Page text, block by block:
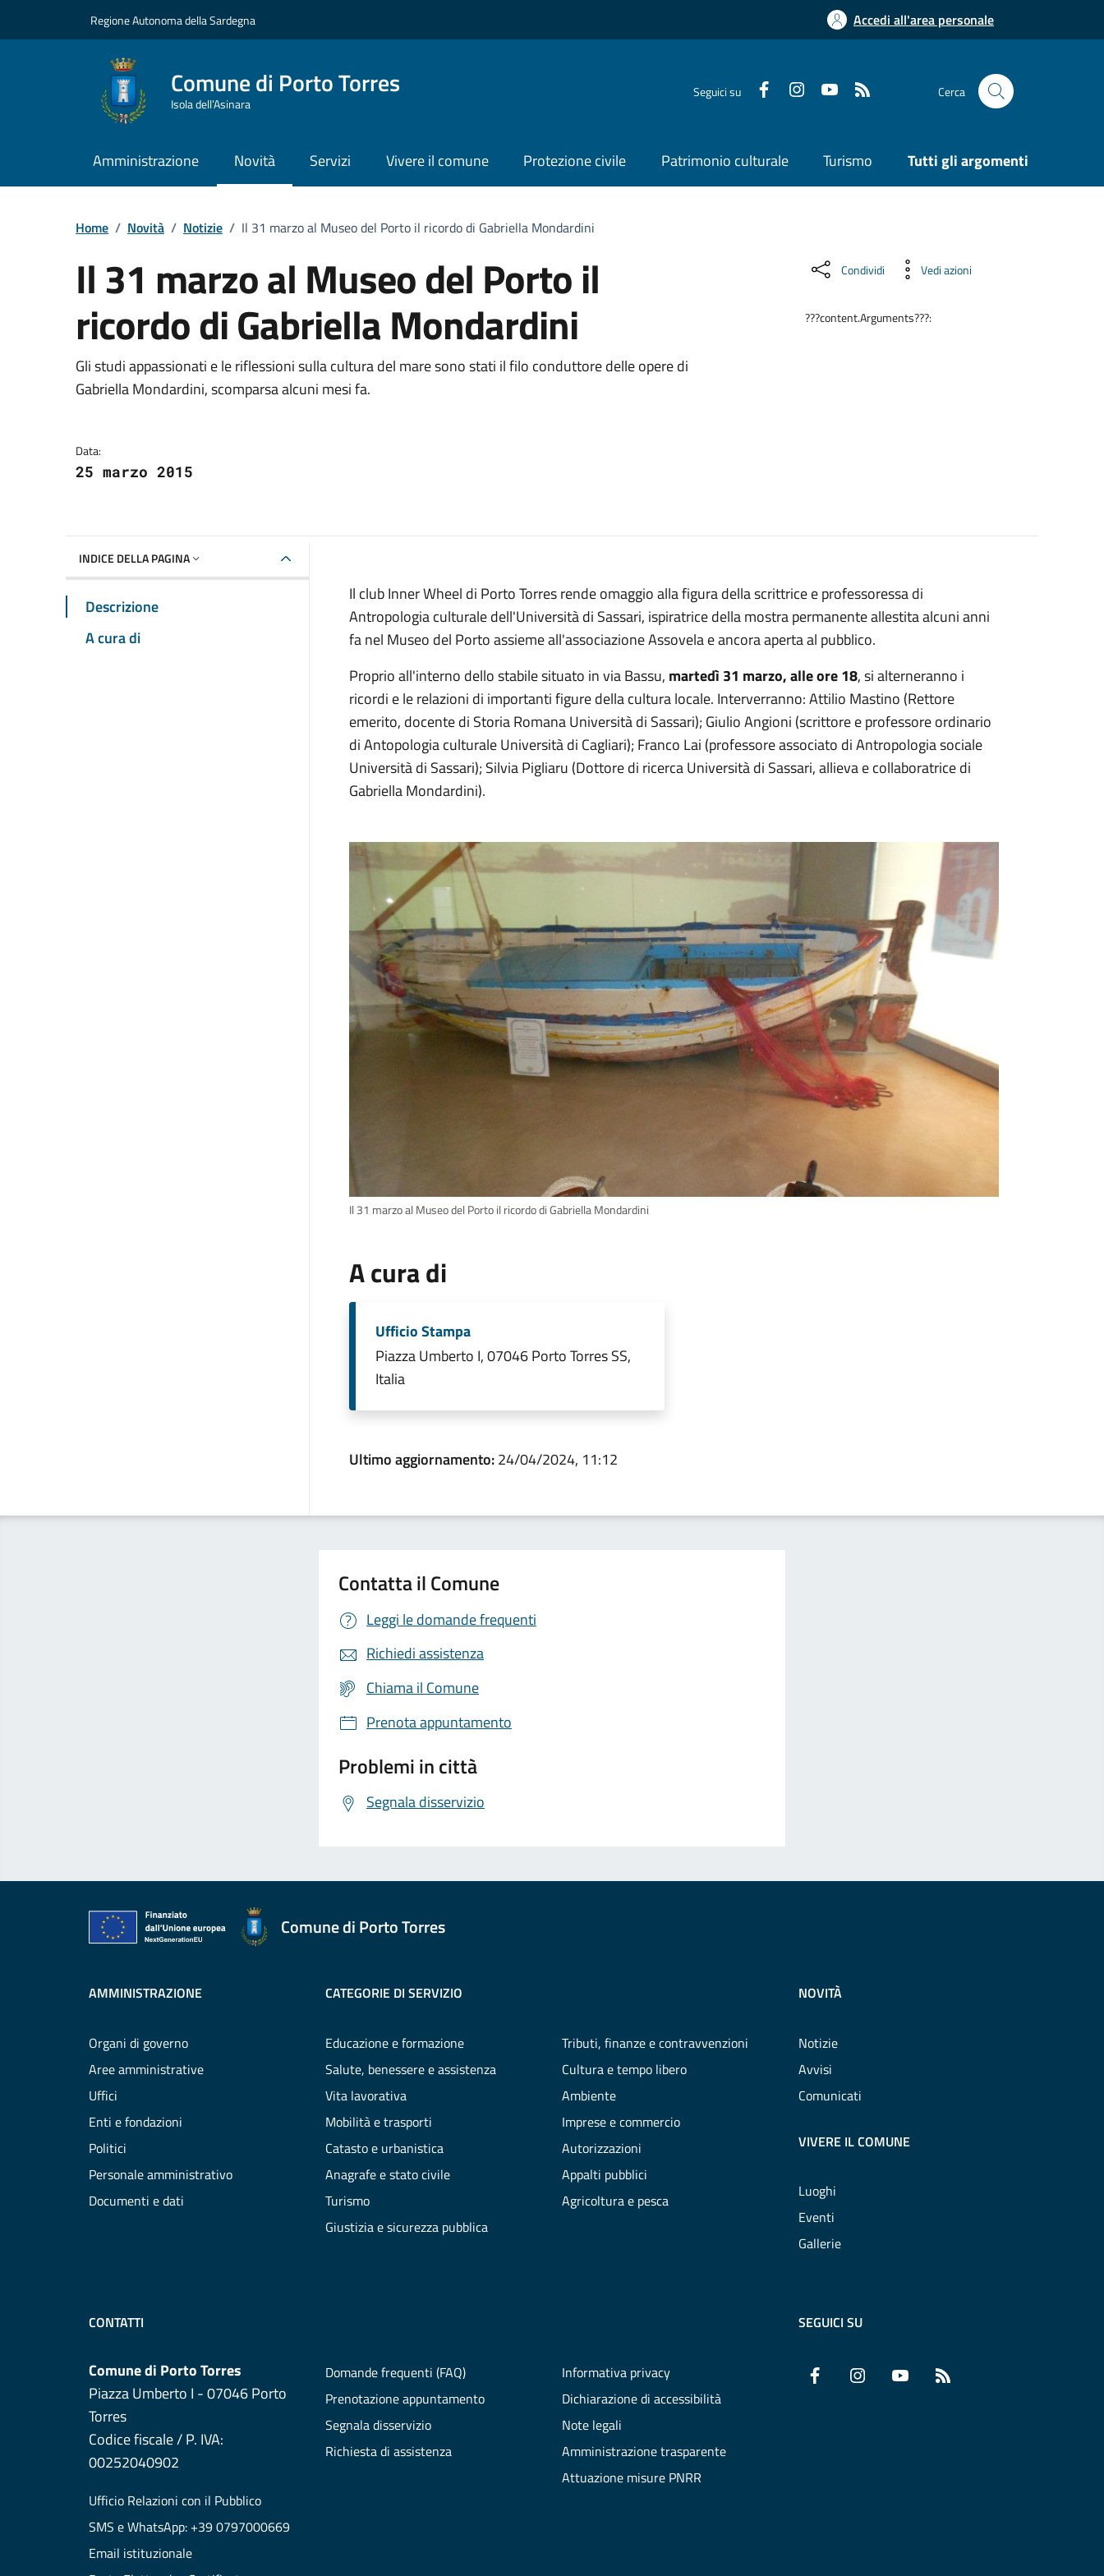
Regione Autonoma della Sardegna Accedi all'area personale
Comune di Porto Torres
Isola dell’Asinara
Seguici su Cerca
Amministrazione Novità Servizi Vivere il comune Protezione civile Patrimonio culturale Turismo Tutti gli argomenti
Home / Novità / Notizie / Il 31 marzo al Museo del Porto il ricordo di Gabriella Mondardini
Il 31 marzo al Museo del Porto il
ricordo di Gabriella Mondardini
Dettagli della notizia
Gli studi appassionati e le riflessioni sulla cultura del mare sono stati il filo conduttore delle opere di
Gabriella Mondardini, scomparsa alcuni mesi fa.
Data:
25 marzo 2015
Condividi Vedi azioni
???content.Arguments???:
INDICE DELLA PAGINA
Descrizione
A cura di
Il club Inner Wheel di Porto Torres rende omaggio alla figura della scrittrice e professoressa di
Antropologia culturale dell'Università di Sassari, ispiratrice della mostra permanente allestita alcuni anni
fa nel Museo del Porto assieme all'associazione Assovela e ancora aperta al pubblico.
Proprio all'interno dello stabile situato in via Bassu, martedì 31 marzo, alle ore 18, si alterneranno i
ricordi e le relazioni di importanti figure della cultura locale. Interverranno: Attilio Mastino (Rettore
emerito, docente di Storia Romana Università di Sassari); Giulio Angioni (scrittore e professore ordinario
di Antopologia culturale Università di Cagliari); Franco Lai (professore associato di Antropologia sociale
Università di Sassari); Silvia Pigliaru (Dottore di ricerca Università di Sassari, allieva e collaboratrice di
Gabriella Mondardini).
Il 31 marzo al Museo del Porto il ricordo di Gabriella Mondardini
A cura di
Ufficio Stampa
Piazza Umberto I, 07046 Porto Torres SS,
Italia
Ultimo aggiornamento:24/04/2024, 11:12
Contatta il Comune
Leggi le domande frequenti
Richiedi assistenza
Chiama il Comune
Prenota appuntamento
Problemi in città
Segnala disservizio
Comune di Porto Torres
AMMINISTRAZIONE
Organi di governo
Aree amministrative
Uffici
Enti e fondazioni
Politici
Personale amministrativo
Documenti e dati
CATEGORIE DI SERVIZIO
Educazione e formazione
Salute, benessere e assistenza
Vita lavorativa
Mobilità e trasporti
Catasto e urbanistica
Anagrafe e stato civile
Turismo
Giustizia e sicurezza pubblica
Tributi, finanze e contravvenzioni
Cultura e tempo libero
Ambiente
Imprese e commercio
Autorizzazioni
Appalti pubblici
Agricoltura e pesca
NOVITÀ
Notizie
Avvisi
Comunicati
VIVERE IL COMUNE
Luoghi
Eventi
Gallerie
CONTATTI
Comune di Porto Torres
Piazza Umberto I - 07046 Porto
Torres
Codice fiscale / P. IVA:
00252040902
Ufficio Relazioni con il Pubblico
SMS e WhatsApp: +39 0797000669
Email istituzionale
Domande frequenti (FAQ)
Prenotazione appuntamento
Segnala disservizio
Richiesta di assistenza
Informativa privacy
Dichiarazione di accessibilità
Note legali
Amministrazione trasparente
Attuazione misure PNRR
SEGUICI SU
Facebook InstagramYouTube